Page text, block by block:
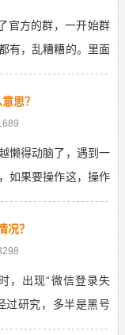
官方的群，一开始群
有，乱糟糟的。里面
下了生...
思？
懒得动脑了，遇到一
如果要操作这，操作
，本来平时...
况？
，出现“微信登录失
过研究，多半是黑号
的一技绝...